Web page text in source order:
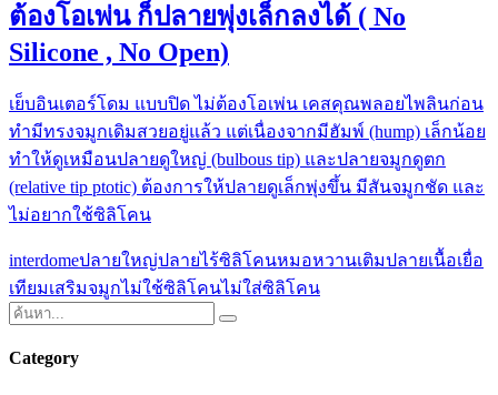
ต้องโอเพ่น ก็ปลายพุ่งเล็กลงได้ ( No
Silicone , No Open)
เย็บอินเตอร์โดม แบบปิด ไม่ต้องโอเพ่น เคสคุณพลอยไพลินก่อน
ทำมีทรงจมูกเดิมสวยอยู่แล้ว แต่เนื่องจากมีฮัมพ์ (hump) เล็กน้อย
ทำให้ดูเหมือนปลายดูใหญ่ (bulbous tip) และปลายจมูกดูตก
(relative tip ptotic) ต้องการให้ปลายดูเล็กพุ่งขึ้น มีสันจมูกชัด และ
ไม่อยากใช้ซิลิโคน
interdomeปลายใหญ่ปลายไร้ซิลิโคนหมอหวานเติมปลายเนื้อเยื่อ
เทียมเสริมจมูกไม่ใช้ซิลิโคนไม่ใส่ซิลิโคน
Category